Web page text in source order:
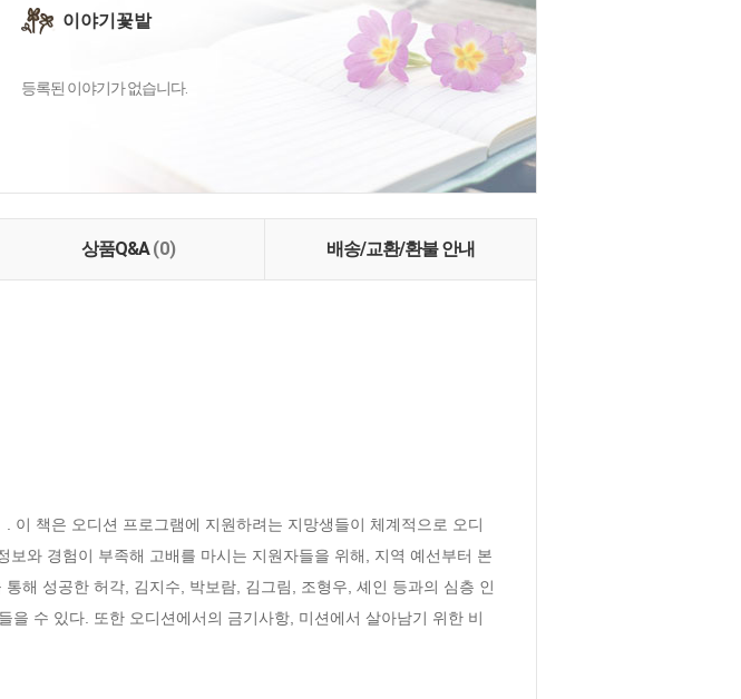
이야기꽃밭
등록된 이야기가 없습니다.
상품Q&A(0) 배송/교환/환불 안내
이 책은 오디션 프로그램에 지원하려는 지망생들이 체계적으로 오디
와 경험이 부족해 고배를 마시는 지원자들을 위해, 지역 예선부터 본
해 성공한 허각, 김지수, 박보람, 김그림, 조형우, 셰인 등과의 심층 인
수 있다. 또한 오디션에서의 금기사항, 미션에서 살아남기 위한 비